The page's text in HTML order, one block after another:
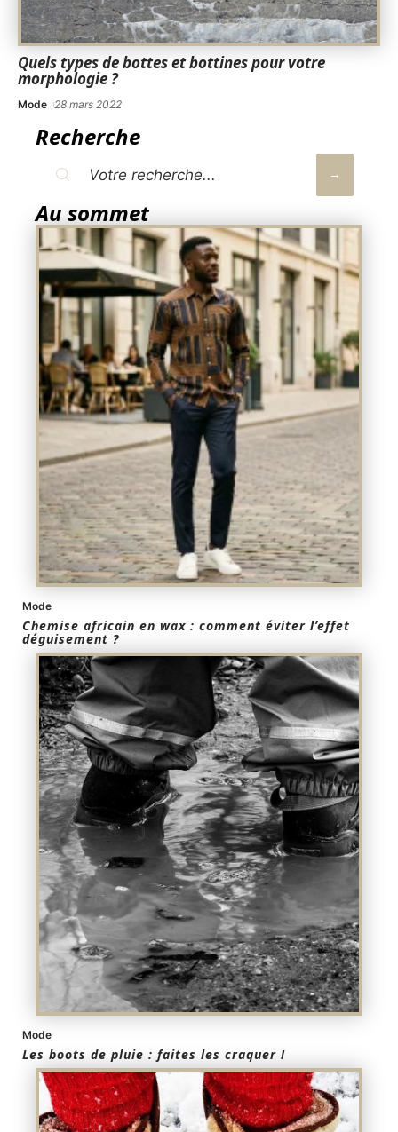
Quels types de bottes et bottines pour votre
morphologie ?
Mode 28 mars 2022
Recherche
Au sommet
Mode
Chemise africain en wax : comment éviter l’effet
déguisement ?
Mode
Les boots de pluie : faites les craquer !